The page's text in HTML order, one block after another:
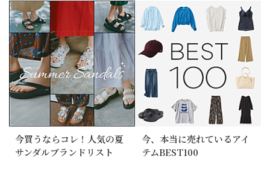
今買うならコレ！人気の夏
サンダルブランドリスト
今、本当に売れているアイ
テムBEST100